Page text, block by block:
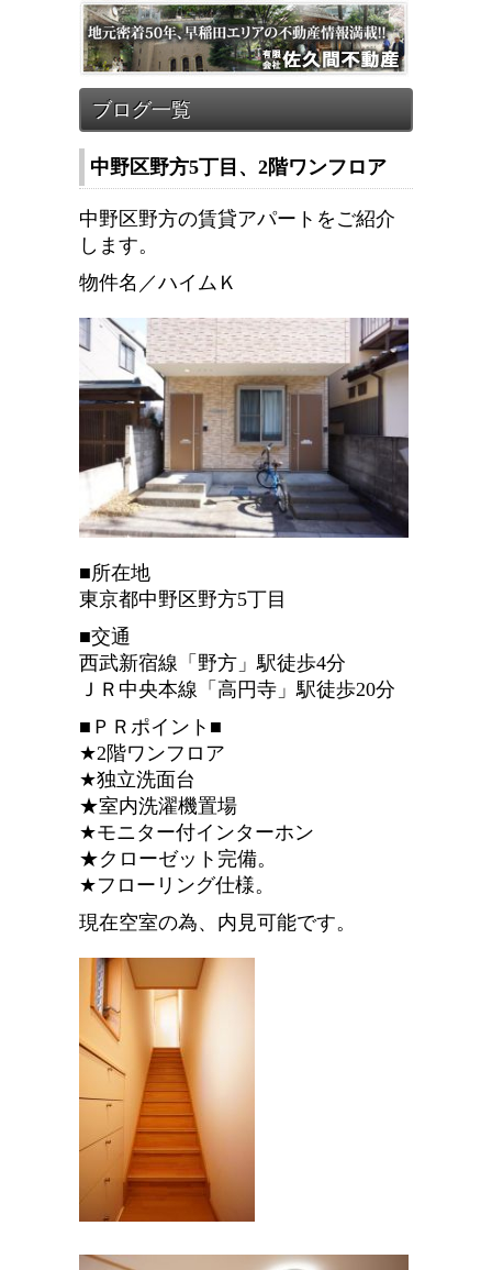
中野区野方5丁目、2階ワンフロア
中野区野方の賃貸アパートをご紹介
します。
物件名／ハイムＫ
■所在地
東京都中野区野方5丁目
■交通
西武新宿線「野方」駅徒歩4分
ＪＲ中央本線「高円寺」駅徒歩20分
■ＰＲポイント■
★2階ワンフロア
★独立洗面台
★室内洗濯機置場
★モニター付インターホン
★クローゼット完備。
★フローリング仕様。
現在空室の為、内見可能です。